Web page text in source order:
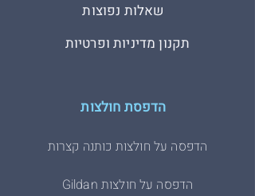
שאלות נפוצות
תקנון מדיניות ופרטיות
הדפסת חולצות
הדפסה על חולצות כותנה קצרות
הדפסה על חולצות Gildan